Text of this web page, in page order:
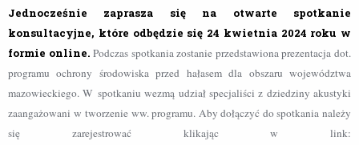
Jednocześnie zaprasza się na otwarte spotkanie
konsultacyjne, które odbędzie się 24 kwietnia 2024 roku w
formie online. Podczas spotkania zostanie przedstawiona prezentacja dot.
programu ochrony środowiska przed hałasem dla obszaru województwa
mazowieckiego. W spotkaniu wezmą udział specjaliści z dziedziny akustyki
zaangażowani w tworzenie ww. programu. Aby dołączyć do spotkania należy
się zarejestrować klikając w link: